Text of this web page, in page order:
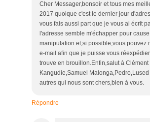
Cher Messager,bonsoir et tous mes
2017 quoique c'est le dernier jour
vous fais aussi part que je vous ai écrit
l'adresse semble m'échapper pour
manipulation et,si possible,vous pouvez
e-mail afin que je puisse vous
trouve en brouillon.Enfin,salut à
Kangudie,Samuel
autres qui nous sont chers,bien à vous.
Répondre